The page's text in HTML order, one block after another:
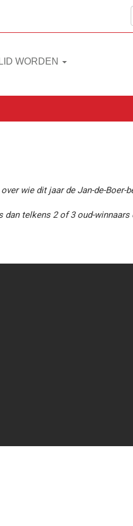
LID WORDEN
wie dit jaar de Jan-de-Boer-
telkens 2 of 3 oud-winnaars